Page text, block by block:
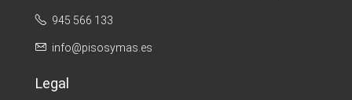
945 566 133
info@pisosymas.es
Legal